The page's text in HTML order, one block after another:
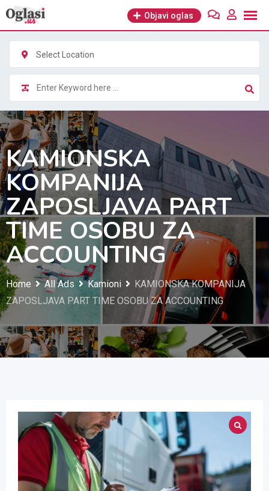
Skip
content
Objavi oglas
Select Location
KAMIONSKA
KOMPANIJA
ZAPOSLJAVA PART
TIME OSOBU ZA
ACCOUNTING
Home All Ads Kamioni
KAMIONSKA KOMPANIJA
ZAPOSLJAVA PART TIME OSOBU ZA ACCOUNTING